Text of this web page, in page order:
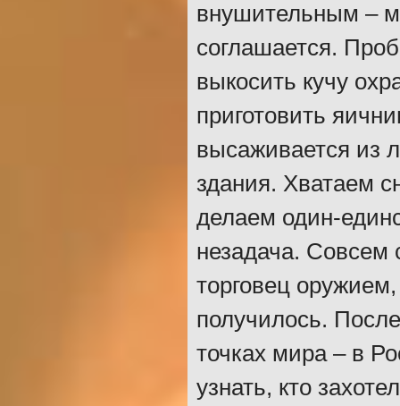
внушительным –
соглашается.
выкосить кучу
приготовить
высаживается из
здания. Хватаем
делаем один-
незадача. Совсем
торговец
получилось.
точках мира – в
узнать, кто